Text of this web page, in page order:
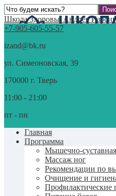
Школа Здоровья Андрея
+7-905-605-55-57
izand@bk.ru
ул. Симеоновская, 39
170000 г. Тверь
11:00 - 21:00
пт - пн
Главная
Программа
Мышечно-
Массаж ног
Рекомендации по
Очищение и
Профилактические